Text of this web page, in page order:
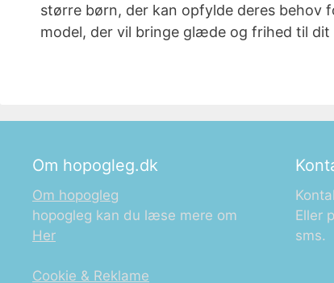
større børn, der kan opfylde deres behov
model, der vil bringe glæde og frihed til dit
Om hopogleg.dk
Om hopogleg
hopogleg kan du læse mere om
Her
Cookie & Reklame
Eller
sms.